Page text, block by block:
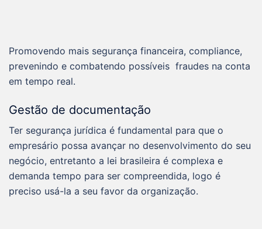
Promovendo mais segurança financeira, compliance,
prevenindo e combatendo possíveis fraudes na conta
em tempo real.
Gestão de documentação
Ter segurança jurídica é fundamental para que o
empresário possa avançar no desenvolvimento do seu
negócio, entretanto a lei brasileira é complexa e
demanda tempo para ser compreendida, logo é
preciso usá-la a seu favor da organização.